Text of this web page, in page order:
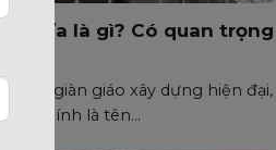
Đĩa là gì? Có quan trọng
thống giàn giáo xây dựng hiện đại,
đĩa chính là tên...